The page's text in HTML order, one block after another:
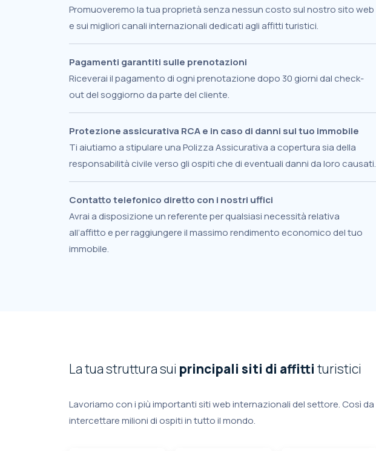
Promuoveremo la tua proprietà senza nessun costo sul nostro sito web
e sui migliori canali internazionali dedicati agli affitti turistici.
Pagamenti garantiti sulle prenotazioni
Riceverai il pagamento di ogni prenotazione dopo 30 giorni dal check-
out del soggiorno da parte del cliente.
Protezione assicurativa RCA e in caso di danni sul tuo immobile
Ti aiutiamo a stipulare una Polizza Assicurativa a copertura sia della
responsabilità civile verso gli ospiti che di eventuali danni da loro causati.
Contatto telefonico diretto con i nostri uffici
Avrai a disposizione un referente per qualsiasi necessità relativa
all’affitto e per raggiungere il massimo rendimento economico del tuo
immobile.
La tua struttura sui principali siti di affitti turistici
Lavoriamo con i più importanti siti web internazionali del settore. Così da
intercettare milioni di ospiti in tutto il mondo.